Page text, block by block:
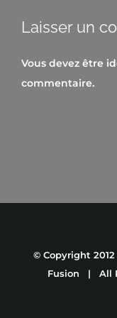
Laisser un
Vous devez être
commentaire.
© Copyright 2012
Fusion | All